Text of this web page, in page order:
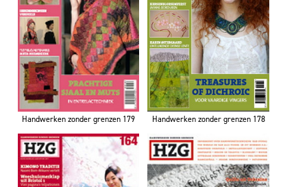
Handwerken zonder grenzen 179 Handwerken zonder grenzen 178